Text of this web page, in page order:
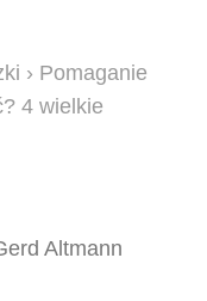
› Pomaganie
4 wielkie
Altmann